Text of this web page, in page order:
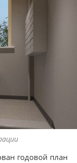
годовой план